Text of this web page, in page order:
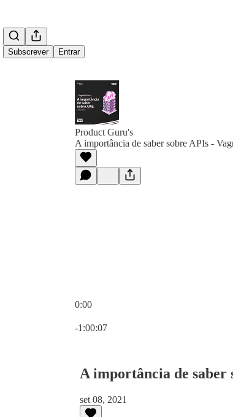
Subscrever Entrar
Product Guru's
A importância de saber sobre APIs -
0:00
-1:00:07
A importância de saber
set 08, 2021